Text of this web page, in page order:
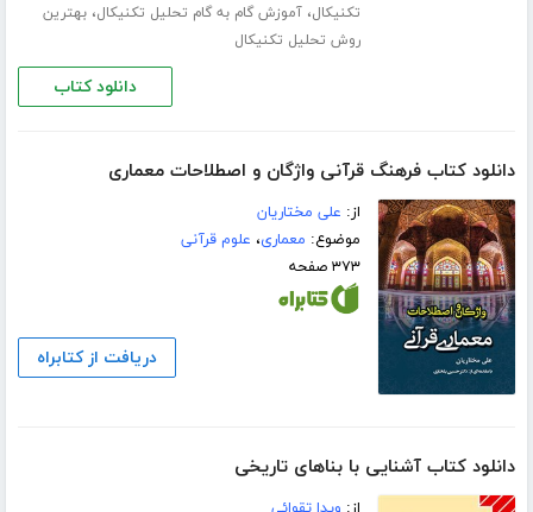
تکنیکال،آموزش گام به گام تحلیل تکنیکال،بهترین
روش تحلیل تکنیکال
دانلود کتاب
دانلود کتاب فرهنگ قرآنی واژگان و اصطلاحات معماری
از: علی مختاریان
موضوع: معماری، علوم قرآنی
۳۷۳ صفحه
دریافت از کتابراه
دانلود کتاب آشنایی با بناهای تاریخی